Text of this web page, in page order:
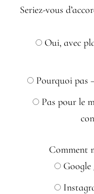
Seriez-vous
Oui, avec
Pourquoi pas
Pas pour le
Comment